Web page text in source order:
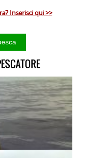
Inserisci qui >>